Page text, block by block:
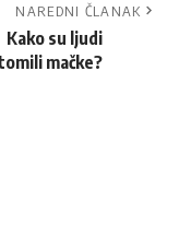
NAREDNI ČLANAK
Kako su ljudi
mačke?